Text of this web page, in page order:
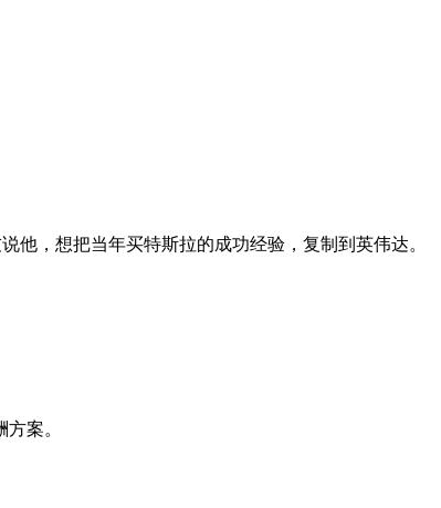
他，想把当年买特斯拉的成功经验，复制到英伟达。
案。